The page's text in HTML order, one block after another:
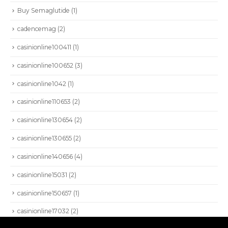
Buy Semaglutide (1)
cadencemag (2)
casinionline100411 (1)
casinionline100652 (3)
casinionline1042 (1)
casinionline110653 (2)
casinionline130654 (2)
casinionline130655 (2)
casinionline140656 (4)
casinionline15031 (2)
casinionline150657 (1)
casinionline17032 (2)
NETALLY
PROFITAP